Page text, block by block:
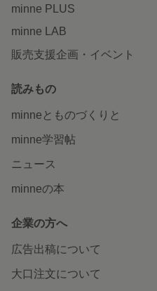
minne PLUS
minne LAB
販売支援企画・イベント
読みもの
minneとものづくりと
minne学習帖
ニュース
minneの本
企業の方へ
広告出稿について
大口注文について